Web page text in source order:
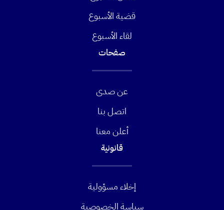
قضية الأسبوع
لقاء الأسبوع
صفحات
عن صدى
اتصل بنا
أعلن معنا
قانونية
إخلاء مسؤولية
سياسة الخصوصية